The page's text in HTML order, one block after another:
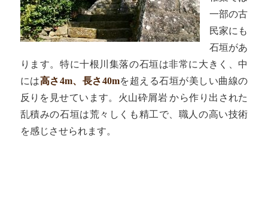
一部の古
民家にも
石垣があ
ります。特に十根川集落の石垣は非常に大きく、中
には高さ4m、長さ40mを超える石垣が美しい曲線の
反りを見せています。火山砕屑岩 から作り出された
乱積みの石垣は荒々しくも精工で、職人の高い技術
を感じさせられます。